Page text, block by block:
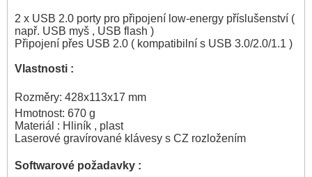
2 x USB 2.0 porty pro připojení low-energy příslušenství (
např. USB myš , USB flash )
Připojení přes USB 2.0 ( kompatibilní s USB 3.0/2.0/1.1 )
Vlastnosti :
Rozměry: 428x113x17 mm
Hmotnost: 670 g
Materiál : Hliník , plast
Laserové gravírované klávesy s CZ rozložením
Softwarové požadavky :